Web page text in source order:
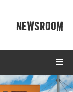
NEWSROOM